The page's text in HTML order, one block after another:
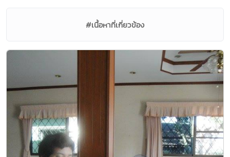
#เนื้อหาที่เกี่ยวข้อง